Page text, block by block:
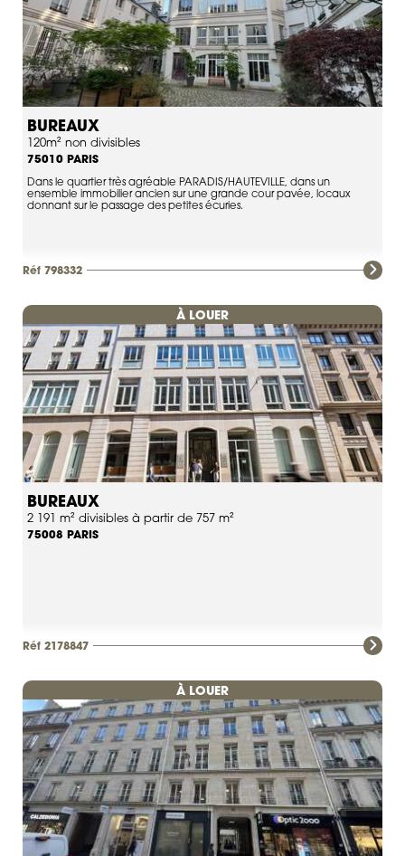
BUREAUX
120m² non divisibles
75010 PARIS
Dans le quartier très agréable PARADIS/HAUTEVILLE, dans un
ensemble immobilier ancien sur une grande cour pavée, locaux
donnant sur le passage des petites écuries.
Réf 798332
À LOUER
BUREAUX
2 191 m² divisibles à partir de 757 m²
75008 PARIS
Réf 2178847
À LOUER